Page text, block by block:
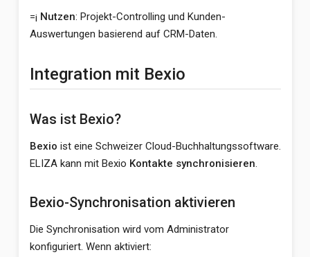
=¡ Nutzen: Projekt-Controlling und Kunden-
Auswertungen basierend auf CRM-Daten.
Integration mit Bexio
Was ist Bexio?
Bexio ist eine Schweizer Cloud-Buchhaltungssoftware.
ELIZA kann mit Bexio Kontakte synchronisieren.
Bexio-Synchronisation aktivieren
Die Synchronisation wird vom Administrator
konfiguriert. Wenn aktiviert: